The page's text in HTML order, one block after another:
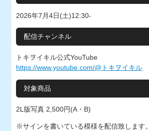
2026年7月4日(土)12:30-
配信チャンネル
トキヲイキル公式YouTube
https://www.youtube.com/@トキヲイキル
対象商品
2L版写真 2,500円(A・B)
※サインを書いている模様を配信致します。